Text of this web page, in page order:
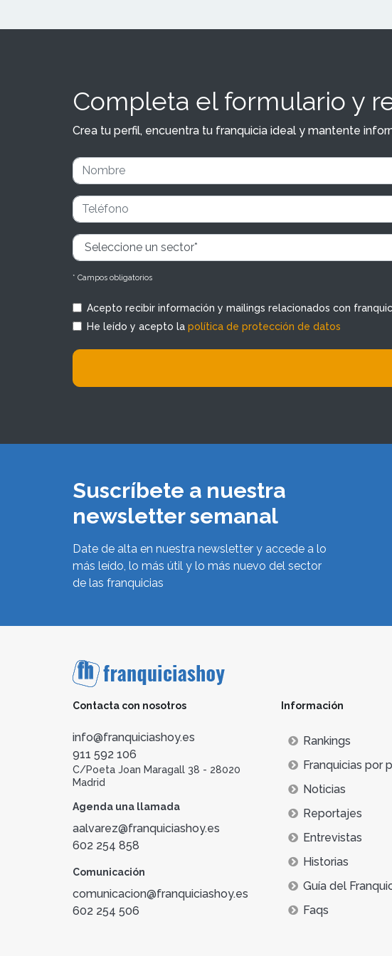
Completa el formulario y
Crea tu perfil, encuentra tu franquicia ideal y mantente
* Campos obligatorios
Acepto recibir información y mailings relacionados con
He leído y acepto la política de protección de datos
Suscríbete a nuestra
newsletter semanal
Date de alta en nuestra newsletter y accede a lo
más leído, lo más útil y lo más nuevo del sector
de las franquicias
Contacta con nosotros
info@franquiciashoy.es
911 592 106
C/Poeta Joan Maragall 38 - 28020
Madrid
Agenda una llamada
aalvarez@franquiciashoy.es
602 254 858
Comunicación
comunicacion@franquiciashoy.es
602 254 506
Información
Rankings
Franquicias por
Noticias
Reportajes
Entrevistas
Historias
Guía del
Faqs